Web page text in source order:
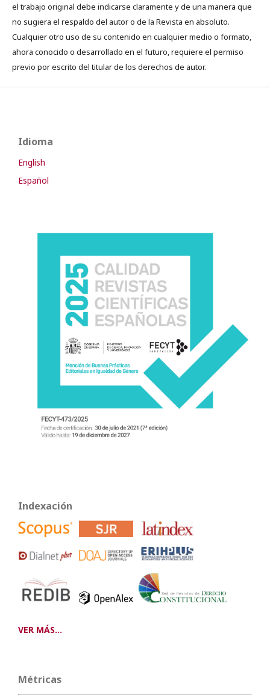
el trabajo original debe indicarse claramente y de una manera que
no sugiera el respaldo del autor o de la Revista en absoluto.
Cualquier otro uso de su contenido en cualquier medio o formato,
ahora conocido o desarrollado en el futuro, requiere el permiso
previo por escrito del titular de los derechos de autor.
Idioma
English
Español
Indexación
VER MÁS...
Métricas